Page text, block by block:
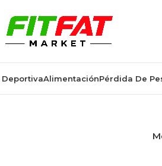
AlimentaciónPérdida De